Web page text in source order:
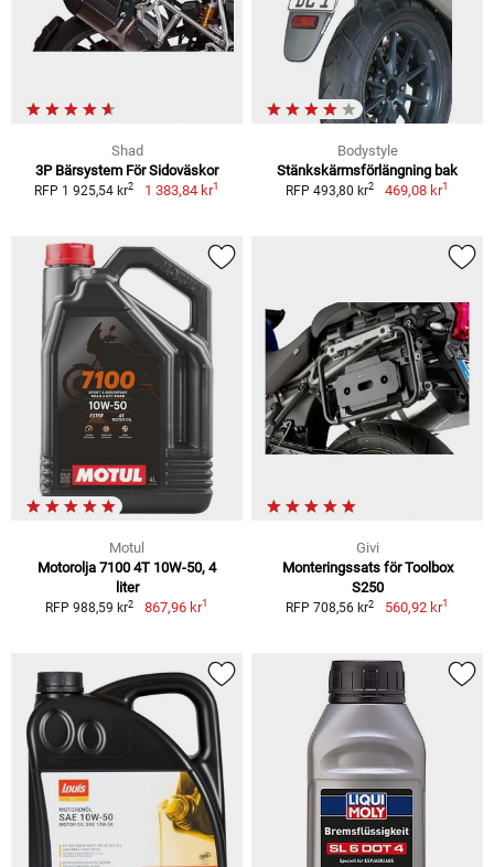
Shad
3P Bärsystem För Sidoväskor
RFP 1 925,54 kr2 1 383,84 kr1
Bodystyle
Stänkskärmsförlängning bak
RFP 493,80 kr2 469,08 kr1
Motul
Motorolja 7100 4T 10W-50, 4
liter
RFP 988,59 kr2 867,96 kr1
Givi
Monteringssats för Toolbox
S250
RFP 708,56 kr2 560,92 kr1